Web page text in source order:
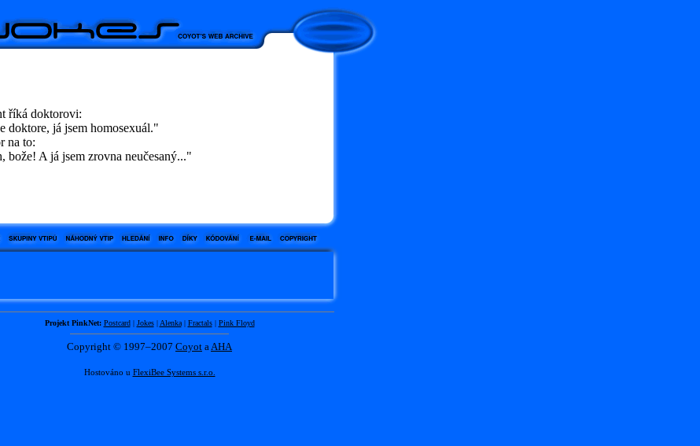
říká doktorovi:
doktore, já jsem homosexuál."
na to:
bože! A já jsem zrovna neučesaný..."
Projekt PinkNet: Postcard| Jokes| Alenka| Fractals| Pink Floyd
Copyright © 1997–2007 Coyot aAHA
Hostováno u FlexiBee Systems s.r.o.